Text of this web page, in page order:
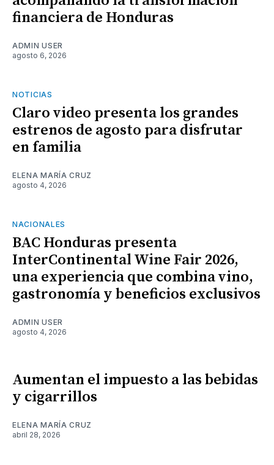
financiera de Honduras
ADMIN USER
agosto 6, 2026
NOTICIAS
Claro video presenta los grandes
estrenos de agosto para disfrutar
en familia
ELENA MARÍA CRUZ
agosto 4, 2026
NACIONALES
BAC Honduras presenta
InterContinental Wine Fair 2026,
una experiencia que combina vino,
gastronomía y beneficios exclusivos
ADMIN USER
agosto 4, 2026
Aumentan el impuesto a las bebidas
y cigarrillos
ELENA MARÍA CRUZ
abril 28, 2026